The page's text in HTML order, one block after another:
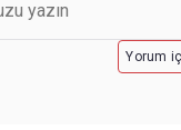
Yorum